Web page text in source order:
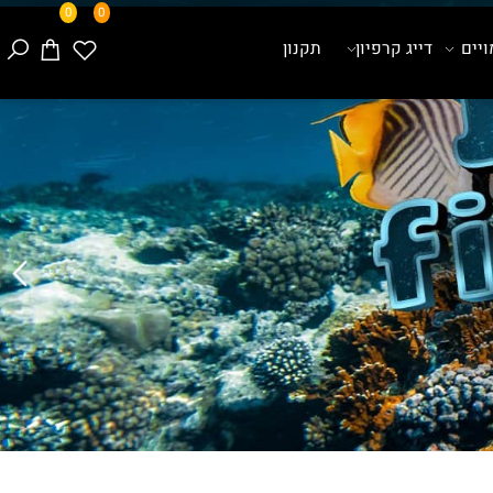
0 0
דייג קרפיון תקנון